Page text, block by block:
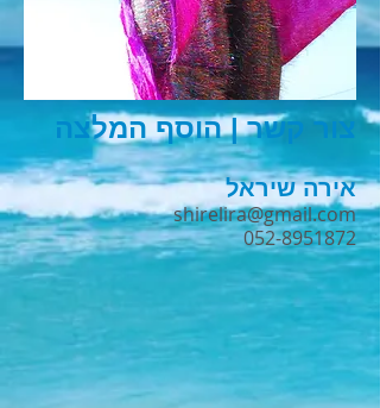
צור קשר | הוסף המלצה
אירה שיראל
shirelira@gmail.com
052-8951872